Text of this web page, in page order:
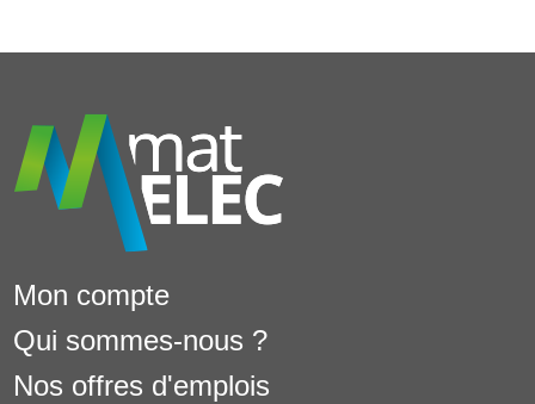
Mon compte
Qui sommes-nous ?
Nos offres d'emplois